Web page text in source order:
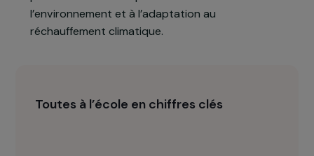
l’environnement via des ateliers, des initiatives
locales et des cours. Outre cette formation
pratiques aux jeunes filles et à leur communauté